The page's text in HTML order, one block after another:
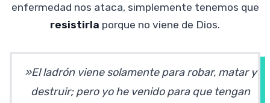
enfermedad nos ataca, simplemente tenemos que
resistirla porque no viene de Dios.
»El ladrón viene solamente para robar, matar y
destruir; pero yo he venido para que tengan